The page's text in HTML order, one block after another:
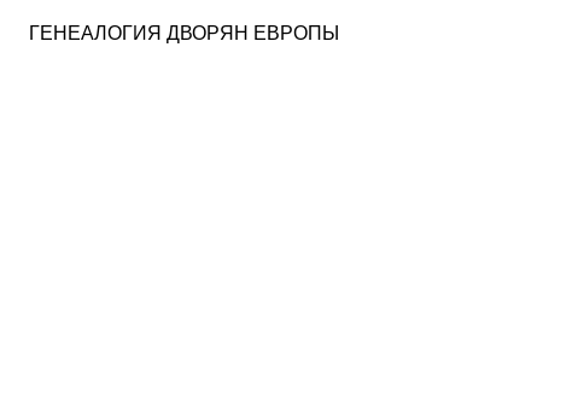
ГЕНЕАЛОГИЯ ДВОРЯН ЕВРОПЫ